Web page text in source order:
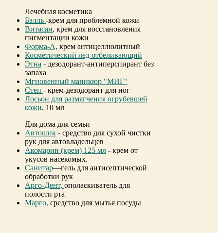
Лечебная косметика
Бэлль -крем для проблемной кожи
Витасан, крем для восстановления
пигментации кожи
Форма-А, крем антицеллюлитный
Косметический лед отбеливающий
Этна - дезодорант-антиперспирант без
запаха
Мгновенный маникюр "МИГ"
Степ - крем-дезодорант для ног
Лосьон для размягчения огрубевшей
кожи, 10 мл
Для дома для семьи
Автошик - средство для сухой чистки
рук для автовладельцев
Акомарин (крем) 125 мл - крем от
укусов насекомых.
Санитар—гель для антисептической
обработки рук
Арго-Дент, ополаскиватель для
полости рта
Марго, средство для мытья посуды